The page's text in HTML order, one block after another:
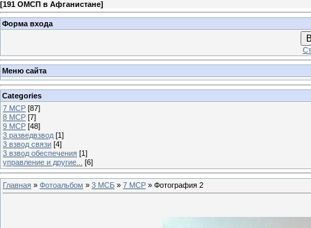
[191 ОМСП в Афганистане]
Форма входа
Меню сайта
Categories
7 МСР [87]
8 МСР [7]
9 МСР [48]
3 разведвзвод [1]
3 взвод связи [4]
3 взвод обеспечения [1]
управление и другие...
[6]
Главная » Фотоальбом » 3 МСБ » 7 МСР » Фотография 2